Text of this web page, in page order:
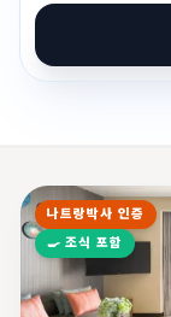
나트랑박사 인증
🍳 조식 포함